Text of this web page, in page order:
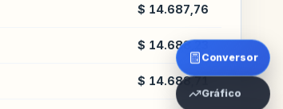
$ 14.687,76
$ 14.688,23
$ 14.688,71
Conversor
Gráfico